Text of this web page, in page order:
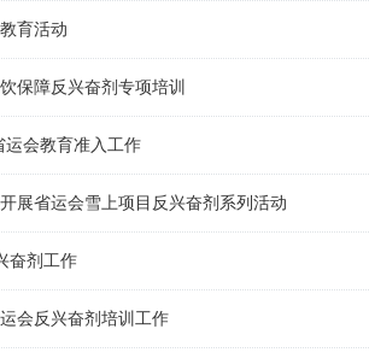
育活动
保障反兴奋剂专项培训
运会教育准入工作
展省运会雪上项目反兴奋剂系列活动
奋剂工作
会反兴奋剂培训工作